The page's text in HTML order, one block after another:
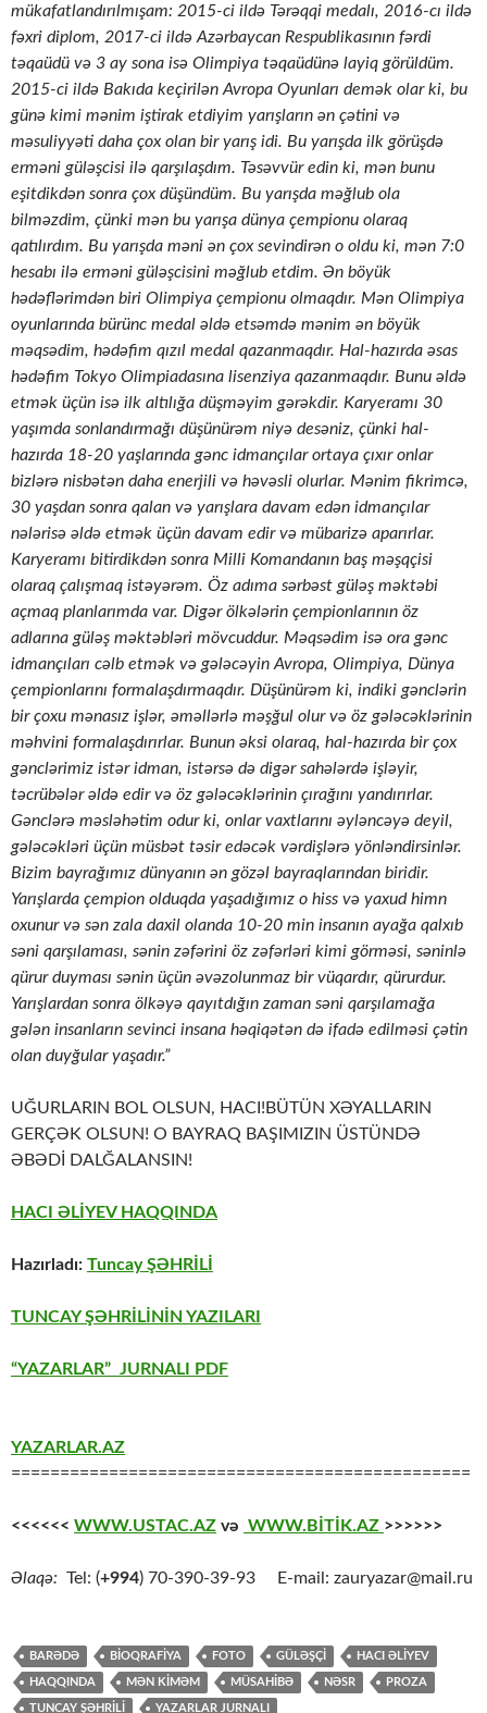
mükafatlandırılmışam: 2015-ci ildə Tərəqqi medalı, 2016-cı ildə
fəxri diplom, 2017-ci ildə Azərbaycan Respublikasının fərdi
təqaüdü və 3 ay sona isə Olimpiya təqaüdünə layiq görüldüm.
2015-ci ildə Bakıda keçirilən Avropa Oyunları demək olar ki, bu
günə kimi mənim iştirak etdiyim yarışların ən çətini və
məsuliyyəti daha çox olan bir yarış idi. Bu yarışda ilk görüşdə
erməni güləşcisi ilə qarşılaşdım. Təsəvvür edin ki, mən bunu
eşitdikdən sonra çox düşündüm. Bu yarışda məğlub ola
bilməzdim, çünki mən bu yarışa dünya çempionu olaraq
qatılırdım. Bu yarışda məni ən çox sevindirən o oldu ki, mən 7:0
hesabı ilə erməni güləşcisini məğlub etdim. Ən böyük
hədəflərimdən biri Olimpiya çempionu olmaqdır. Mən Olimpiya
oyunlarında bürünc medal əldə etsəmdə mənim ən böyük
məqsədim, hədəfim qızıl medal qazanmaqdır. Hal-hazırda əsas
hədəfim Tokyo Olimpiadasına lisenziya qazanmaqdır. Bunu əldə
etmək üçün isə ilk altılığa düşməyim gərəkdir. Karyeramı 30
yaşımda sonlandırmağı düşünürəm niyə desəniz, çünki hal-
hazırda 18-20 yaşlarında gənc idmançılar ortaya çıxır onlar
bizlərə nisbətən daha enerjili və həvəsli olurlar. Mənim fikrimcə,
30 yaşdan sonra qalan və yarışlara davam edən idmançılar
nələrisə əldə etmək üçün davam edir və mübarizə aparırlar.
Karyeramı bitirdikdən sonra Milli Komandanın baş məşqçisi
olaraq çalışmaq istəyərəm. Öz adıma sərbəst güləş məktəbi
açmaq planlarımda var. Digər ölkələrin çempionlarının öz
adlarına güləş məktəbləri mövcuddur. Məqsədim isə ora gənc
idmançıları cəlb etmək və gələcəyin Avropa, Olimpiya, Dünya
çempionlarını formalaşdırmaqdır. Düşünürəm ki, indiki gənclərin
bir çoxu mənasız işlər, əməllərlə məşğul olur və öz gələcəklərinin
məhvini formalaşdırırlar. Bunun əksi olaraq, hal-hazırda bir çox
gənclərimiz istər idman, istərsə də digər sahələrdə işləyir,
təcrübələr əldə edir və öz gələcəklərinin çırağını yandırırlar.
Gənclərə məsləhətim odur ki, onlar vaxtlarını əyləncəyə deyil,
gələcəkləri üçün müsbət təsir edəcək vərdişlərə yönləndirsinlər.
Bizim bayrağımız dünyanın ən gözəl bayraqlarından biridir.
Yarışlarda çempion olduqda yaşadığımız o hiss və yaxud himn
oxunur və sən zala daxil olanda 10-20 min insanın ayağa qalxıb
səni qarşılaması, sənin zəfərini öz zəfərləri kimi görməsi, səninlə
qürur duyması sənin üçün əvəzolunmaz bir vüqardır, qürurdur.
Yarışlardan sonra ölkəyə qayıtdığın zaman səni qarşılamağa
gələn insanların sevinci insana həqiqətən də ifadə edilməsi çətin
olan duyğular yaşadır.”
UĞURLARIN BOL OLSUN, HACI!BÜTÜN XƏYALLARIN
GERÇƏK OLSUN! O BAYRAQ BAŞIMIZIN ÜSTÜNDƏ
ƏBƏDİ DALĞALANSIN!
HACI ƏLİYEV HAQQINDA
Hazırladı: Tuncay ŞƏHRİLİ
TUNCAY ŞƏHRİLİNİN YAZILARI
“YAZARLAR” JURNALI PDF
YAZARLAR.AZ
===============================================
<<<<<< WWW.USTAC.AZ və WWW.BİTİK.AZ >>>>>>
Əlaqə: Tel: (+994) 70-390-39-93 E-mail: zauryazar@mail.ru
BARƏDƏ BİOQRAFİYA FOTO GÜLƏŞÇİ HACI ƏLİYEV
HAQQINDA MƏN KİMƏM MÜSAHİBƏ NƏSR PROZA
TUNCAY ŞƏHRİLİ YAZARLAR JURNALI